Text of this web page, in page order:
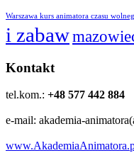
Warszawa kurs animatora czasu
i zabaw
Kontakt
tel.kom.: +48 577 442 884
e-mail: akademia-